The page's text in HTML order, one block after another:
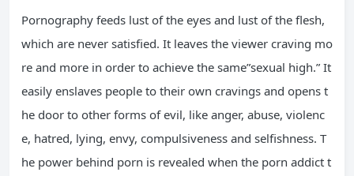
Pornography feeds lust of the eyes and lust of the flesh,
which are never satisfied. It leaves the viewer craving mo
re and more in order to achieve the same”sexual high.” It
easily enslaves people to their own cravings and opens t
he door to other forms of evil, like anger, abuse, violenc
e, hatred, lying, envy, compulsiveness and selfishness. T
he power behind porn is revealed when the porn addict t